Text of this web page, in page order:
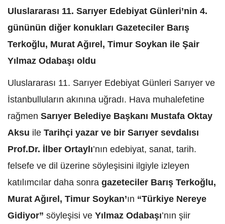
Uluslararası 11. Sarıyer Edebiyat Günleri’nin 4.
gününün diğer konukları Gazeteciler Barış
Terkoğlu, Murat Ağırel, Timur Soykan ile Şair
Yılmaz Odabaşı oldu
Uluslararası 11. Sarıyer Edebiyat Günleri Sarıyer ve
İstanbulluların akınına uğradı. Hava muhalefetine
rağmen Sarıyer Belediye Başkanı Mustafa Oktay
Aksu ile Tarihçi yazar ve bir Sarıyer sevdalısı
Prof.Dr. İlber Ortaylı’nın edebiyat, sanat, tarih.
felsefe ve dil üzerine söyleşisini ilgiyle izleyen
katılımcılar daha sonra gazeteciler Barış Terkoğlu,
Murat Ağırel, Timur Soykan’ın “Türkiye Nereye
Gidiyor” söyleşisi ve Yılmaz Odabaşı’nın şiir